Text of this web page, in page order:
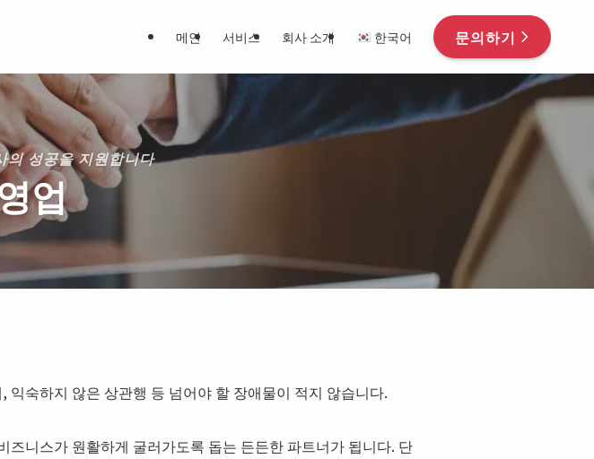
메인 서비스 회사 소개 한국어 문의하기
업
의 성공을 지원합니다
숙하지 않은 상관행 등 넘어야 할 장애물이 적지 않습니다.
니스가 원활하게 굴러가도록 돕는 든든한 파트너가 됩니다. 단